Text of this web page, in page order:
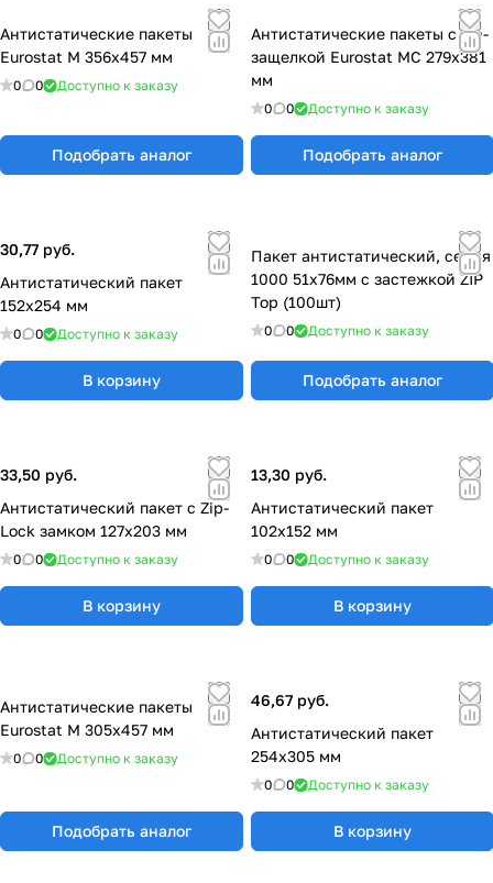
Антистатические пакеты
Eurostat М 356х457 мм
0 0 Доступно к заказу
Подобрать аналог
Антистатические пакеты с zip-
защелкой Eurostat МС 279х381
мм
0 0 Доступно к заказу
Подобрать аналог
30,77 руб.
Антистатический пакет
152x254 мм
0 0 Доступно к заказу
В корзину
Пакет антистатический, серия
1000 51х76мм с застежкой ZIP
Top (100шт)
0 0 Доступно к заказу
Подобрать аналог
33,50 руб.
Антистатический пакет с Zip-
Lock замком 127х203 мм
0 0 Доступно к заказу
В корзину
13,30 руб.
Антистатический пакет
102x152 мм
0 0 Доступно к заказу
В корзину
Антистатические пакеты
Eurostat М 305х457 мм
0 0 Доступно к заказу
Подобрать аналог
46,67 руб.
Антистатический пакет
254x305 мм
0 0 Доступно к заказу
В корзину